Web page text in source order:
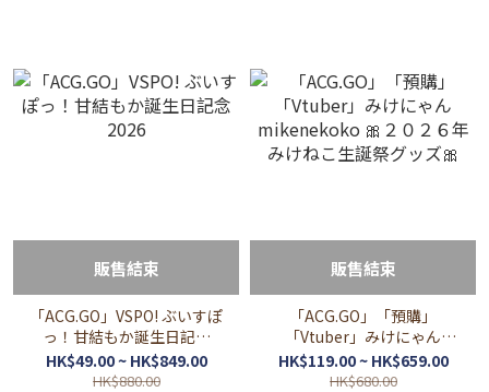
販售結束
「ACG.GO」VSPO! ぶいすぽ
っ！甘結もか誕生日記念
2026
HK$49.00 ~ HK$849.00
HK$880.00
販售結束
「ACG.GO」「預購」
「Vtuber」みけにゃん
mikenekoko 🎀２０２６年
みけねこ生誕祭グッズ🎀
HK$119.00 ~ HK$659.00
HK$680.00